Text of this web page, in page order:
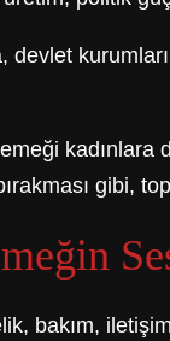
devlet
gibi,
bakım,